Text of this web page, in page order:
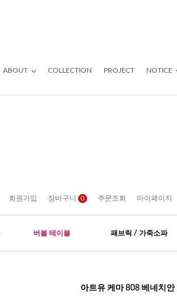
ABOUT COLLECTION PROJECT NOTICE
회원가입 장바구니 0 주문조회 마이페이지
버블 테이블 패브릭 / 가죽소파
아트유 케마 808 베네치